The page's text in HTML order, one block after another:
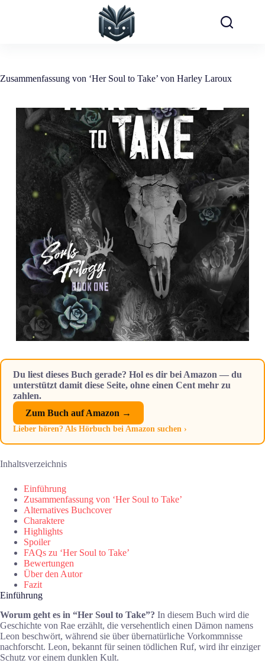
Zusammenfassung von ‘Her Soul to Take’ von Harley Laroux
Du liest dieses Buch gerade? Hol es dir bei Amazon — du
unterstützt damit diese Seite, ohne einen Cent mehr zu
zahlen.
Zum Buch auf Amazon →
Lieber hören? Als Hörbuch bei Amazon suchen ›
Inhaltsverzeichnis
Einführung
Zusammenfassung von ‘Her Soul to Take’
Alternatives Buchcover
Charaktere
Highlights
Spoiler
FAQs zu ‘Her Soul to Take’
Bewertungen
Über den Autor
Fazit
Einführung
Worum geht es in “Her Soul to Take”? In diesem Buch wird die
Geschichte von Rae erzählt, die versehentlich einen Dämon namens
Leon beschwört, während sie über übernatürliche Vorkommnisse
nachforscht. Leon, bekannt für seinen tödlichen Ruf, wird ihr einziger
Schutz vor einem dunklen Kult.